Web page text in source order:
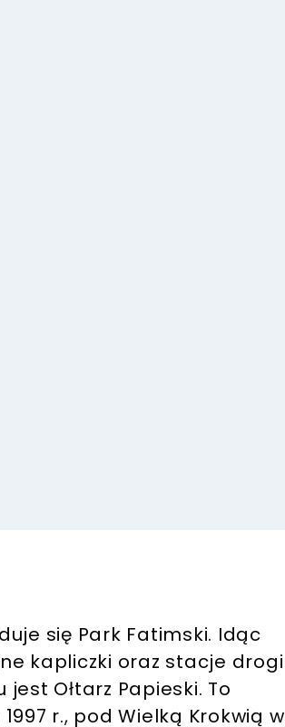
się Park Fatimski. Idąc
kapliczki oraz stacje drogi
Ołtarz Papieski. To
r., pod Wielką Krokwią w